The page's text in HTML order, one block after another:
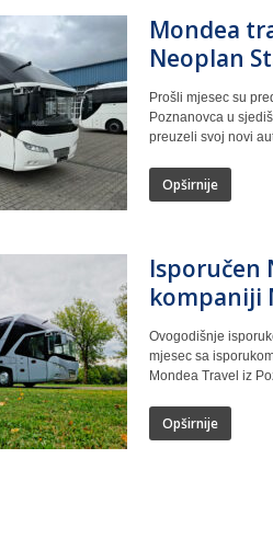
Mondea
Neoplan
Prošli mjesec su
Poznanovca u
preuzeli svoj novi
Opširnije
Isporučen
kompaniji
Ovogodišnje
mjesec sa
Mondea Travel iz
Opširnije